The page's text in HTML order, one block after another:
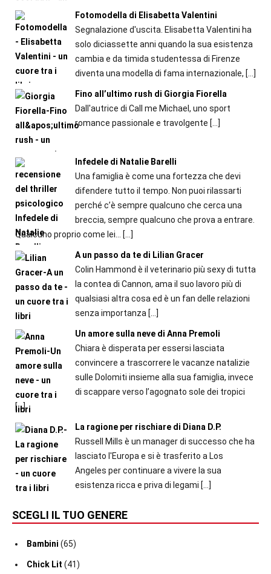
Fotomodella di Elisabetta Valentini
Segnalazione d'uscita. Elisabetta Valentini ha
solo diciassette anni quando la sua esistenza
cambia e da timida studentessa di Firenze
diventa una modella di fama internazionale, […]
Fino all’ultimo rush di Giorgia Fiorella
Dall'autrice di Call me Michael, uno sport
romance passionale e travolgente […]
Infedele di Natalie Barelli
Una famiglia è come una fortezza che devi
difendere tutto il tempo. Non puoi rilassarti
perché c’è sempre qualcuno che cerca una
breccia, sempre qualcuno che prova a entrare.
Qualcuno proprio come lei… […]
A un passo da te di Lilian Gracer
Colin Hammond è il veterinario più sexy di tutta
la contea di Cannon, ama il suo lavoro più di
qualsiasi altra cosa ed è un fan delle relazioni
senza importanza[…]
Un amore sulla neve di Anna Premoli
Chiara è disperata per essersi lasciata
convincere a trascorrere le vacanze natalizie
sulle Dolomiti insieme alla sua famiglia, invece
di scappare verso l’agognato sole dei tropici
[…]
La ragione per rischiare di Diana D.P.
Russell Mills è un manager di successo che ha
lasciato l'Europa e si è trasferito a Los
Angeles per continuare a vivere la sua
esistenza ricca e priva di legami […]
SCEGLI IL TUO GENERE
Bambini (65)
Chick Lit (41)